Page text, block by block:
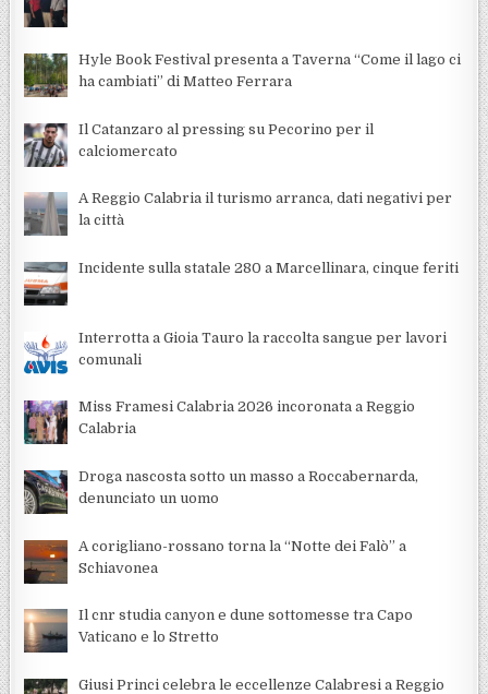
Hyle Book Festival presenta a Taverna “Come il lago ci
ha cambiati” di Matteo Ferrara
Il Catanzaro al pressing su Pecorino per il
calciomercato
A Reggio Calabria il turismo arranca, dati negativi per
la città
Incidente sulla statale 280 a Marcellinara, cinque feriti
Interrotta a Gioia Tauro la raccolta sangue per lavori
comunali
Miss Framesi Calabria 2026 incoronata a Reggio
Calabria
Droga nascosta sotto un masso a Roccabernarda,
denunciato un uomo
A corigliano-rossano torna la “Notte dei Falò” a
Schiavonea
Il cnr studia canyon e dune sottomesse tra Capo
Vaticano e lo Stretto
Giusi Princi celebra le eccellenze Calabresi a Reggio